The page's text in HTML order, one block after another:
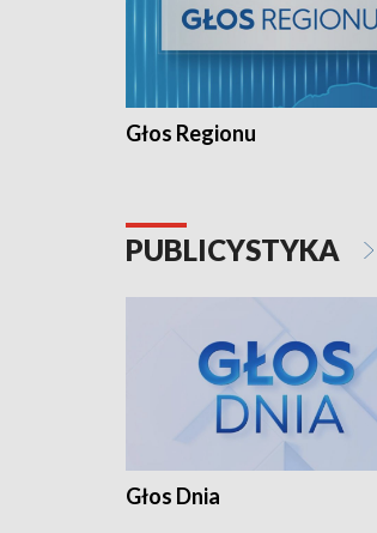
Głos Regionu
PUBLICYSTYKA
Głos Dnia